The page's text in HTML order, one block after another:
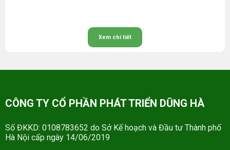
Xem chi tiết
CÔNG TY CỔ PHẦN PHÁT TRIỂN DŨNG HÀ
Số ĐKKD: 0108783652 do Sở Kế hoạch và Đầu tư Thành phố
Hà Nội cấp ngày 14/06/2019